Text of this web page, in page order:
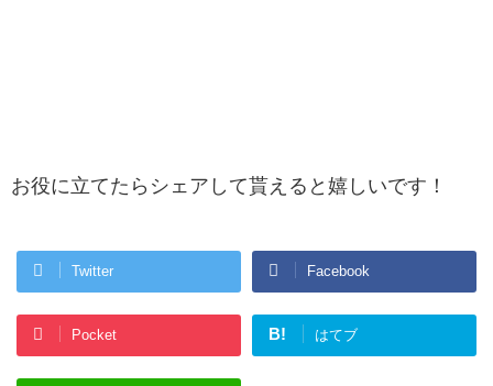
お役に立てたらシェアして貰えると嬉しいです！
Twitter Facebook
Pocket B! はてブ